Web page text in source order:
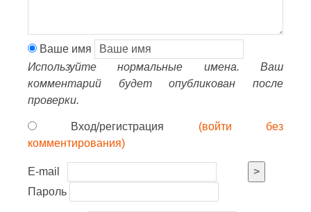
Ваше имя
Используйте нормальные имена. Ваш
комментарий будет опубликован после
проверки.
Вход/регистрация (войти без
комментирования)
E-mail
>
Пароль